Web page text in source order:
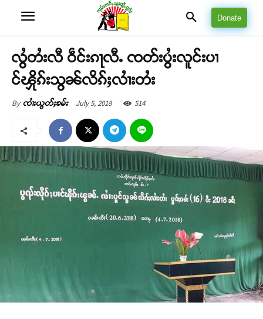
Donate
လွႆတႆးလီ ဝဵင်းၵႃလီႉ ၸတ်းပွႆးလူင်းပၢ
င်ၾိုၵ်းသွၼ်လိၵ်ႈလၢႆးတႆး
By ၸၢႆးယွတ်ႈၶမ်း July 5, 2018 514